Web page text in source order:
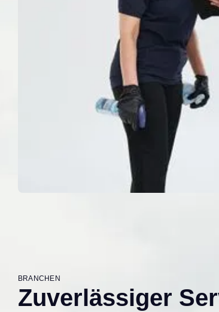
BRANCHEN
Zuverlässiger